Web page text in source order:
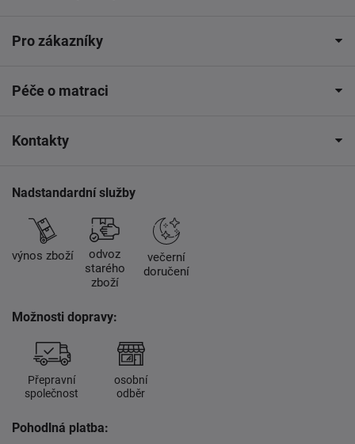
Pro zákazníky
Péče o matraci
Kontakty
Nadstandardní služby
výnos zboží
odvoz
starého
zboží
večerní
doručení
Možnosti dopravy:
Přepravní
společnost
osobní
odběr
Pohodlná platba: